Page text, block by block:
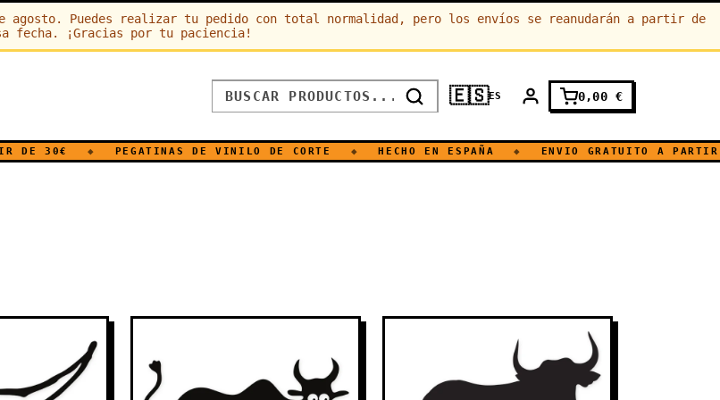
agosto. Puedes realizar tu pedido con total normalidad, pero los envíos se reanudarán a partir de
fecha. ¡Gracias por tu paciencia!
🇪🇸ES 0,00 €
30€ ◆ PEGATINAS DE VINILO DE CORTE ◆ HECHO EN ESPAÑA ◆ ENVIO GRATUITO A PARTIR DE